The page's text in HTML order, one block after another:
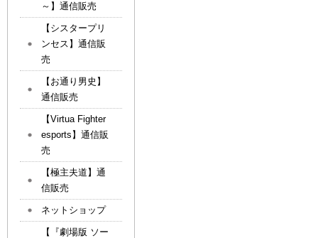
～】通信販売
【シスタープリ
ンセス】通信販
売
【お通り男史】
通信販売
【Virtua Fighter
esports】通信販
売
【極主夫道】通
信販売
ネットショップ
【『劇場版 ソー